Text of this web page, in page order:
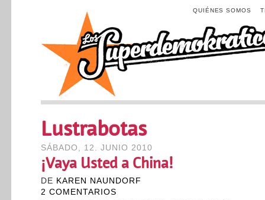
QUIÉNES SOMOS
Lustrabotas
SÁBADO, 12. JUNIO 2010
¡Vaya Usted a China!
DE KAREN NAUNDORF
2 COMENTARIOS